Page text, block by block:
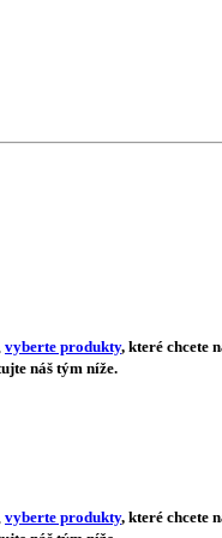
vyberte produkty, které chcete
náš tým níže.
vyberte produkty, které chcete